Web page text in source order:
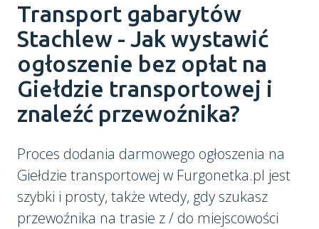
Transport gabarytów
Stachlew - Jak wystawić
ogłoszenie bez opłat na
Giełdzie transportowej i
znaleźć przewoźnika?
Proces dodania darmowego ogłoszenia na
Giełdzie transportowej w Furgonetka.pl jest
szybki i prosty, także wtedy, gdy szukasz
przewoźnika na trasie z / do miejscowości